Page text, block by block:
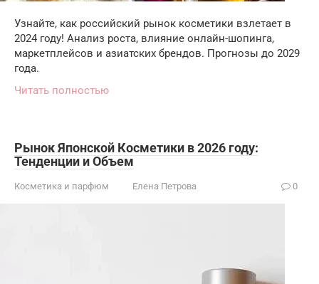
Узнайте, как российский рынок косметики взлетает в
2024 году! Анализ роста, влияние онлайн-шопинга,
маркетплейсов и азиатских брендов. Прогнозы до 2029
года.
Читать полностью
Рынок Японской Косметики в 2026 году:
Тенденции и Объем
Косметика и парфюм Елена Петрова 0